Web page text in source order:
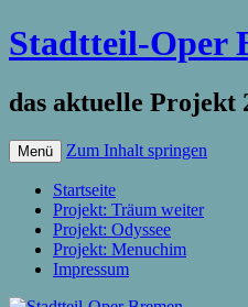
Stadtteil-Oper
das aktuelle Projekt
Menü Zum Inhalt springen
Startseite
Projekt: Träum weiter
Projekt: Odyssee
Projekt: Menuchim
Impressum